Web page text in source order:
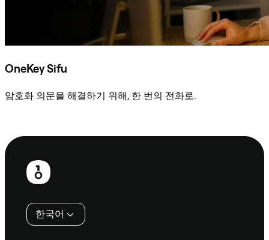
OneKey Sifu
암호화 의문을 해결하기 위해, 한 번의 전화로.
보
한국어